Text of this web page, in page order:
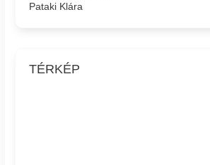
Pataki Klára
TÉRKÉP